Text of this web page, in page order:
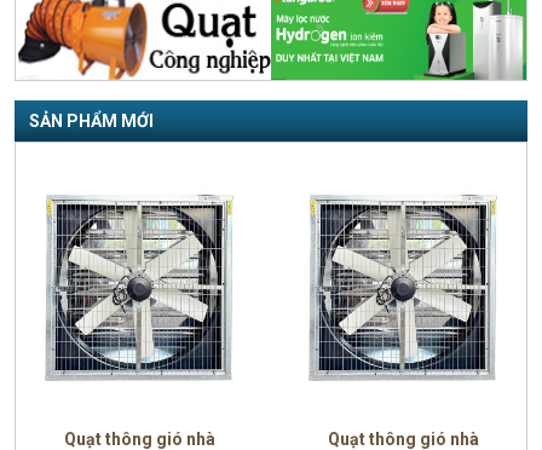
SẢN PHẨM MỚI
Quạt thông gió nhà
Quạt thông gió nhà